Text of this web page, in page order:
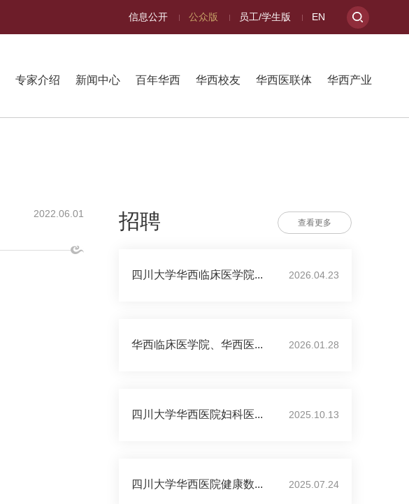
信息公开 公众版 员工/学生版 EN
专家介绍 新闻中心 百年华西 华西校友 华西医联体 华西产业
2022.06.01 招聘 查看更多
四川大学华西临床医学院... 2026.04.23
华西临床医学院、华西医... 2026.01.28
四川大学华西医院妇科医... 2025.10.13
四川大学华西医院健康数... 2025.07.24